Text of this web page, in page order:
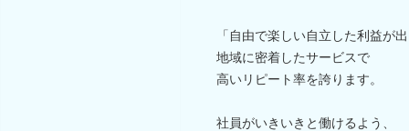
「自由で楽しい自立した利益が
地域に密着したサービスで
高いリピート率を誇ります。
社員がいきいきと働けるよう、